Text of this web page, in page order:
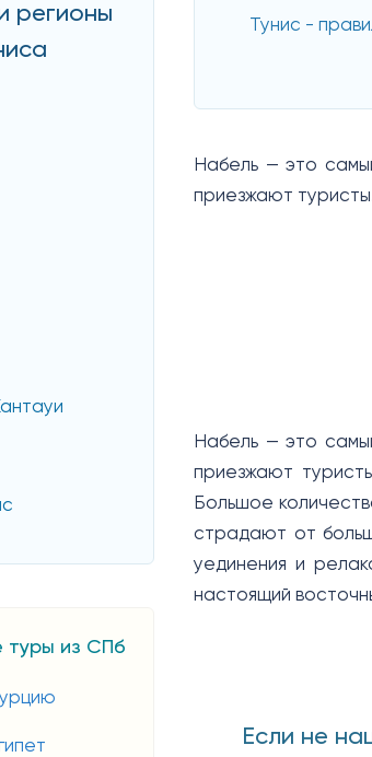
регионы
туры из СПб
Тунис -
Набель — это
приезжают
Набель — это
приезжают
Большое
страдают от
уединения и
настоящий
Если не